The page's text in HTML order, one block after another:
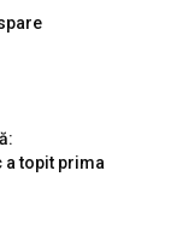
a topit prima